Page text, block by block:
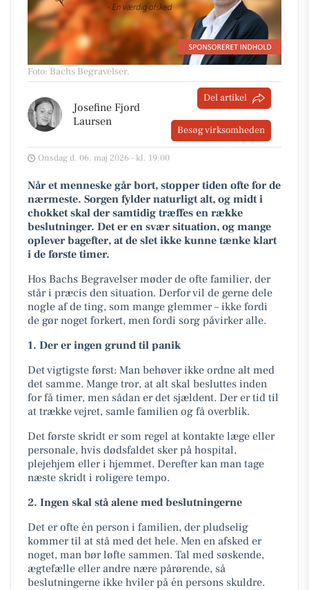
Foto: Bachs Begravelser.
Josefine Fjord
Laursen
Del artikel
Besøg virksomheden
Onsdag d. 06. maj 2026 - kl. 19:00
Når et menneske går bort, stopper tiden ofte for de
nærmeste. Sorgen fylder naturligt alt, og midt i
chokket skal der samtidig træffes en række
beslutninger. Det er en svær situation, og mange
oplever bagefter, at de slet ikke kunne tænke klart
i de første timer.
Hos Bachs Begravelser møder de ofte familier, der
står i præcis den situation. Derfor vil de gerne dele
nogle af de ting, som mange glemmer – ikke fordi
de gør noget forkert, men fordi sorg påvirker alle.
1. Der er ingen grund til panik
Det vigtigste først: Man behøver ikke ordne alt med
det samme. Mange tror, at alt skal besluttes inden
for få timer, men sådan er det sjældent. Der er tid til
at trække vejret, samle familien og få overblik.
Det første skridt er som regel at kontakte læge eller
personale, hvis dødsfaldet sker på hospital,
plejehjem eller i hjemmet. Derefter kan man tage
næste skridt i roligere tempo.
2. Ingen skal stå alene med beslutningerne
Det er ofte én person i familien, der pludselig
kommer til at stå med det hele. Men en afsked er
noget, man bør løfte sammen. Tal med søskende,
ægtefælle eller andre nære pårørende, så
beslutningerne ikke hviler på én persons skuldre.